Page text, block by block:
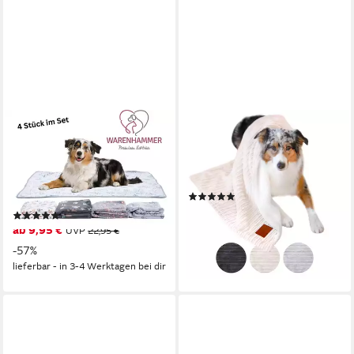
WARENHAMMER
Tierdecke Hundedecke aus
Plüsch in 76x52 cm oder
104x76 cm im 4er Set, In 2
Grössen erhältlich
(15)
ab 9,95 € UVP 22,95 €
-57%
lieferbar - in 3-4 Werktagen bei dir
WAHRE TIERLIEBE
Tierdecke Premium
Kuscheldecke Fluffy, Überzug,
hält warm, wasserabweisend
(4)
ab 29,99 € UVP 49,99 €
lieferbar - in 2-3 Werktagen bei dir